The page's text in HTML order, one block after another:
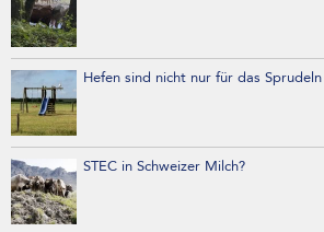
Hefen sind nicht nur für das
STEC in Schweizer Milch?